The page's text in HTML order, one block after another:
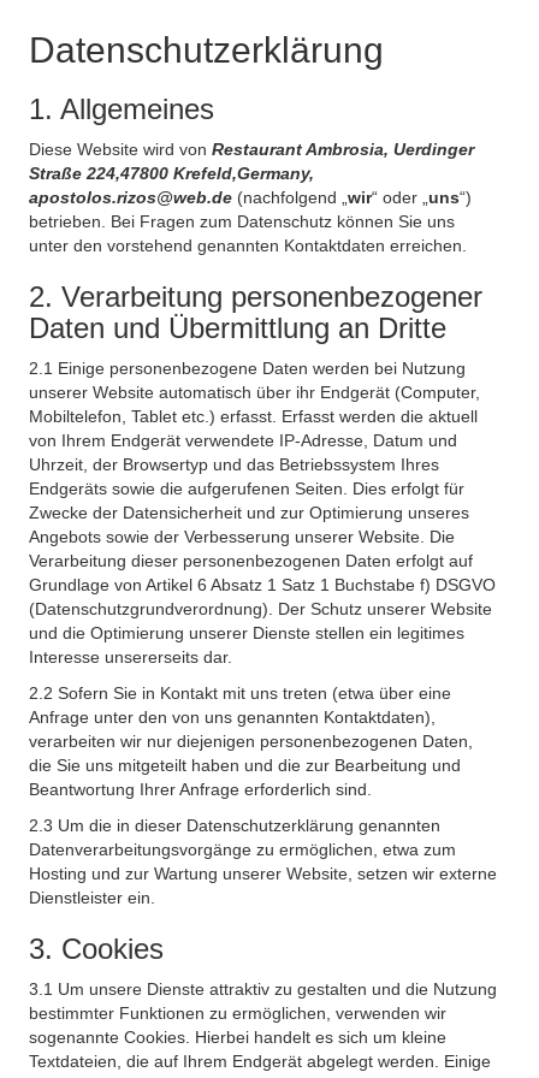
Datenschutzerklärung
1. Allgemeines
Diese Website wird von Restaurant Ambrosia, Uerdinger
Straße 224,47800 Krefeld,Germany,
apostolos.rizos@web.de (nachfolgend „ wir“ oder „ uns“)
betrieben. Bei Fragen zum Datenschutz können Sie uns
unter den vorstehend genannten Kontaktdaten erreichen.
2. Verarbeitung personenbezogener
Daten und Übermittlung an Dritte
2.1 Einige personenbezogene Daten werden bei Nutzung
unserer Website automatisch über ihr Endgerät (Computer,
Mobiltelefon, Tablet etc.) erfasst. Erfasst werden die aktuell
von Ihrem Endgerät verwendete IP-Adresse, Datum und
Uhrzeit, der Browsertyp und das Betriebssystem Ihres
Endgeräts sowie die aufgerufenen Seiten. Dies erfolgt für
Zwecke der Datensicherheit und zur Optimierung unseres
Angebots sowie der Verbesserung unserer Website. Die
Verarbeitung dieser personenbezogenen Daten erfolgt auf
Grundlage von Artikel 6 Absatz 1 Satz 1 Buchstabe f) DSGVO
(Datenschutzgrundverordnung). Der Schutz unserer Website
und die Optimierung unserer Dienste stellen ein legitimes
Interesse unsererseits dar.
2.2 Sofern Sie in Kontakt mit uns treten (etwa über eine
Anfrage unter den von uns genannten Kontaktdaten),
verarbeiten wir nur diejenigen personenbezogenen Daten,
die Sie uns mitgeteilt haben und die zur Bearbeitung und
Beantwortung Ihrer Anfrage erforderlich sind.
2.3 Um die in dieser Datenschutzerklärung genannten
Datenverarbeitungsvorgänge zu ermöglichen, etwa zum
Hosting und zur Wartung unserer Website, setzen wir externe
Dienstleister ein.
3. Cookies
3.1 Um unsere Dienste attraktiv zu gestalten und die Nutzung
bestimmter Funktionen zu ermöglichen, verwenden wir
sogenannte Cookies. Hierbei handelt es sich um kleine
Textdateien, die auf Ihrem Endgerät abgelegt werden. Einige